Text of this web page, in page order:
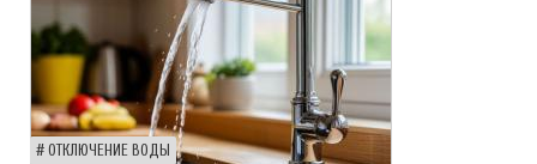
ОТКЛЮЧЕНИЕ ВОДЫ